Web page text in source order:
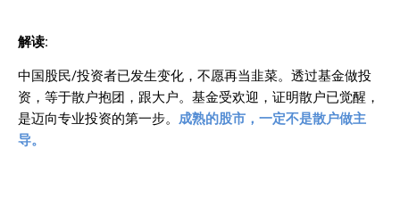
解读:
中国股民/投资者已发生变化，不愿再当韭菜。透过基金做投
资，等于散户抱团，跟大户。基金受欢迎，证明散户已觉醒，
是迈向专业投资的第一步。 成熟的股市，一定不是散户做主
导。